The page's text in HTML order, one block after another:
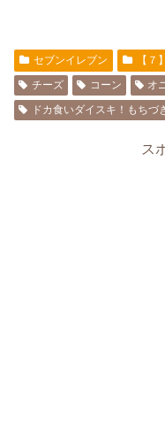
セブンイレブン 【７
チーズ
コーン オ
ドカ食いダイスキ！もちづ
ス